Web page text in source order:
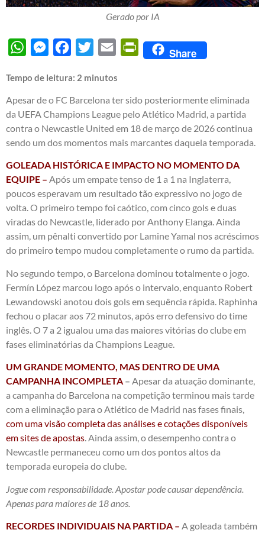
Gerado por IA
WhatsAppMessengerFacebook
Twitter Email PrintFriendly
Share
Tempo de leitura: 2 minutos
Apesar de o FC Barcelona ter sido posteriormente eliminada
da UEFA Champions League pelo Atlético Madrid, a partida
contra o Newcastle United em 18 de março de 2026 continua
sendo um dos momentos mais marcantes daquela temporada.
GOLEADA HISTÓRICA E IMPACTO NO MOMENTO DA
EQUIPE – Após um empate tenso de 1 a 1 na Inglaterra,
poucos esperavam um resultado tão expressivo no jogo de
volta. O primeiro tempo foi caótico, com cinco gols e duas
viradas do Newcastle, liderado por Anthony Elanga. Ainda
assim, um pênalti convertido por Lamine Yamal nos acréscimos
do primeiro tempo mudou completamente o rumo da partida.
No segundo tempo, o Barcelona dominou totalmente o jogo.
Fermín López marcou logo após o intervalo, enquanto Robert
Lewandowski anotou dois gols em sequência rápida. Raphinha
fechou o placar aos 72 minutos, após erro defensivo do time
inglês. O 7 a 2 igualou uma das maiores vitórias do clube em
fases eliminatórias da Champions League.
UM GRANDE MOMENTO, MAS DENTRO DE UMA
CAMPANHA INCOMPLETA – Apesar da atuação dominante,
a campanha do Barcelona na competição terminou mais tarde
com a eliminação para o Atlético de Madrid nas fases finais,
com uma visão completa das análises e cotações disponíveis
em sites de apostas. Ainda assim, o desempenho contra o
Newcastle permaneceu como um dos pontos altos da
temporada europeia do clube.
Jogue com responsabilidade. Apostar pode causar dependência.
Apenas para maiores de 18 anos.
RECORDES INDIVIDUAIS NA PARTIDA – A goleada também